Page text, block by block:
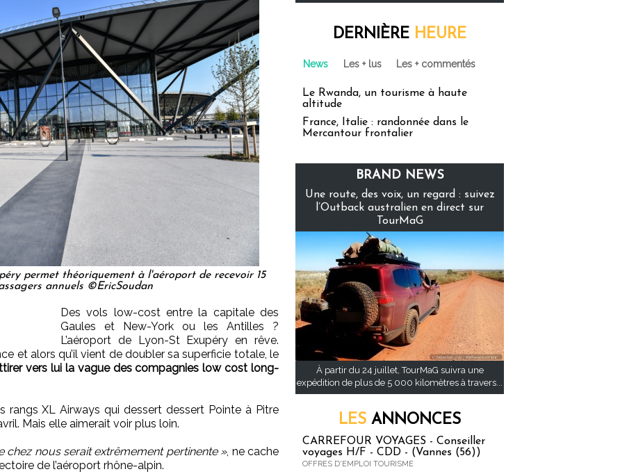
permet théoriquement à l'aéroport de recevoir 15
annuels ©EricSoudan
Des vols low-cost entre la capitale des
Gaules et New-York ou les Antilles ?
L’aéroport de Lyon-St Exupéry en rêve.
et alors qu’il vient de doubler sa superficie totale, le
vers lui la vague des compagnies low cost long-
XL Airways qui dessert dessert Pointe à Pitre
Mais elle aimerait voir plus loin.
chez nous serait extrêmement pertinente », ne cache
de l’aéroport rhône-alpin.
DERNIÈRE HEURE
News Les + lus Les + commentés
Le Rwanda, un tourisme à haute
altitude
France, Italie : randonnée dans le
Mercantour frontalier
BRAND NEWS
Une route, des voix, un regard : suivez
l’Outback australien en direct sur
TourMaG
À partir du 24 juillet, TourMaG suivra une
expédition de plus de 5 000 kilomètres à travers...
LES ANNONCES
CARREFOUR VOYAGES - Conseiller
voyages H/F - CDD - (Vannes (56))
OFFRES D'EMPLOI TOURISME